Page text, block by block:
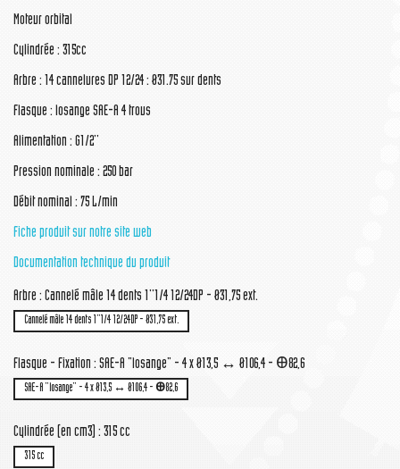
Moteur orbital
Cylindrée : 315cc
Arbre : 14 cannelures DP 12/24 : Ø31.75 sur dents
Flasque : losange SAE-A 4 trous
Alimentation : G1/2''
Pression nominale : 250 bar
Débit nominal : 75 L/min
Fiche produit sur notre site web
Documentation technique du produit
Arbre : Cannelé mâle 14 dents 1''1/4 12/24DP - Ø31,75 ext.
Cannelé mâle 14 dents 1''1/4 12/24DP - Ø31,75 ext.
Flasque - Fixation : SAE-A "losange" - 4 x Ø13,5 ↔ Ø106,4 - Ꚛ82,6
SAE-A "losange" - 4 x Ø13,5 ↔ Ø106,4 - Ꚛ82,6
Cylindrée (en cm3) : 315 cc
315 cc